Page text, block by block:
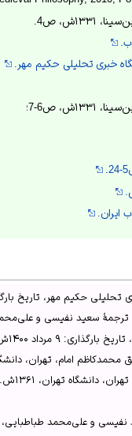
ص4.
خبری تحلیلی حکیم مهر.
ص6-7؛
ایران.
مهر، تاریخ بارگذاری: ۳۱ مرداد
سعید نفیسی و علی‌محمد
۹ مرداد ۱۴۰۰ش.
امام، تهران، دانشگاه
دانشگاه تهران، ۱۳۶۱ش.
و علی‌محمد طباطبایی،